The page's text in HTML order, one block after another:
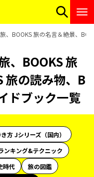
、BOOKS 旅の名言＆絶景、
、BOOKS 旅
旅の読み物、B
ドブック一覧
方 Jシリーズ（国内）
ンキング&テクニック
時代
旅の図鑑